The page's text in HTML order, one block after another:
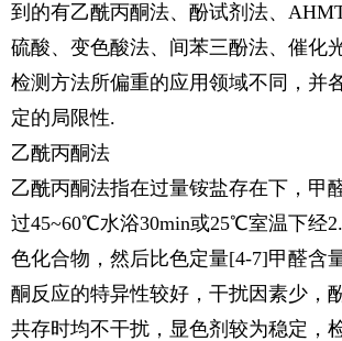
到的有乙酰丙酮法、酚试剂法、
硫酸、变色酸法、间苯三酚法、催化
检测方法所偏重的应用领域不同，并
定的局限性.
乙酰丙酮法
乙酰丙酮法指在过量铵盐存在下，甲
过45~60℃水浴30min或25℃室温下经
色化合物，然后比色定量[4-7]甲醛含
酮反应的特异性较好，干扰因素少，
共存时均不干扰，显色剂较为稳定，